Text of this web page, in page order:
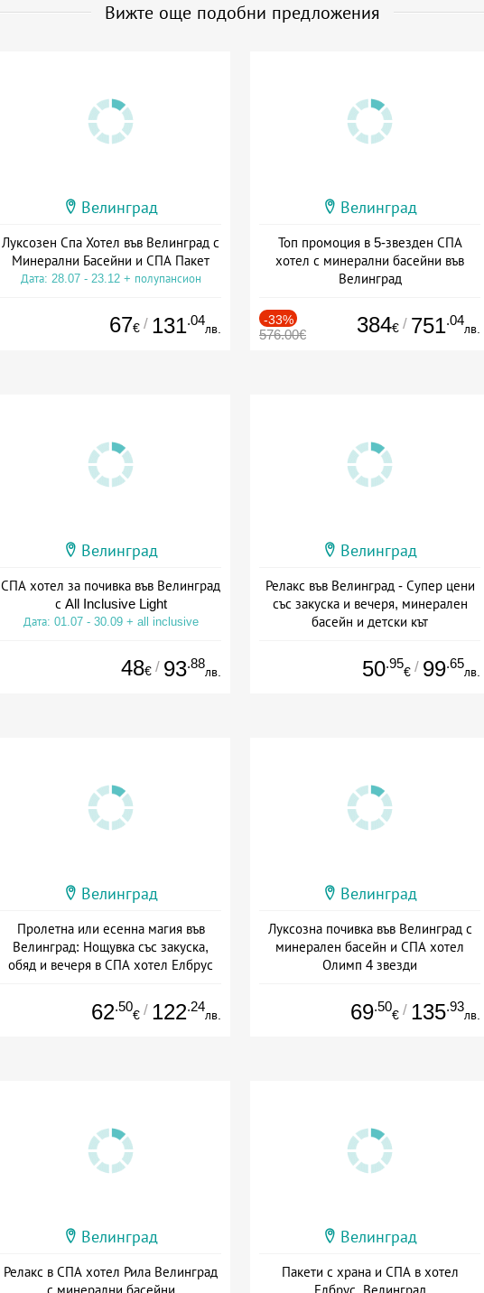
Вижте още подобни предложения
Велинград
Луксозен Спа Хотел във Велинград с
Минерални Басейни и СПА Пакет
Дата: 28.07 - 23.12 + полупансион
67€ / 131.04
лв.
Велинград
Топ промоция в 5-звезден СПА
хотел с минерални басейни във
Велинград
-33%
576.00€ 384€ / 751.04
лв.
Велинград
СПА хотел за почивка във Велинград
с All Inclusive Light
Дата: 01.07 - 30.09 + all inclusive
48€ / 93.88
лв.
Велинград
Релакс във Велинград - Супер цени
със закуска и вечеря, минерален
басейн и детски кът
50.95
€ / 99.65
лв.
Велинград
Пролетна или есенна магия във
Велинград: Нощувка със закуска,
обяд и вечеря в СПА хотел Елбрус
62.50
€ / 122.24
лв.
Велинград
Луксозна почивка във Велинград с
минерален басейн и СПА хотел
Олимп 4 звезди
69.50
€ / 135.93
лв.
Велинград
Релакс в СПА хотел Рила Велинград
с минерални басейни
Велинград
Пакети с храна и СПА в хотел
Елбрус, Велинград